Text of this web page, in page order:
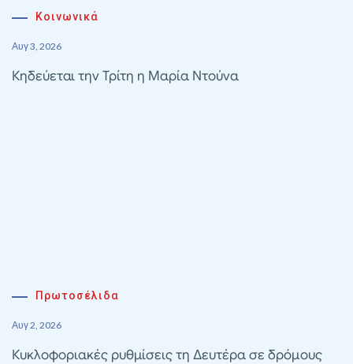
Κοινωνικά
Αυγ 3, 2026
Κηδεύεται την Τρίτη η Μαρία Ντούνα
Πρωτοσέλιδα
Αυγ 2, 2026
Κυκλοφοριακές ρυθμίσεις τη Δευτέρα σε δρόμους